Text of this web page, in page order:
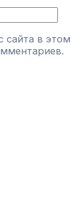
сайта в этом